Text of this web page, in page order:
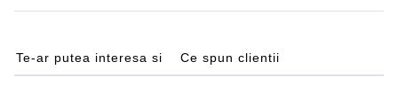
Te-ar putea interesa si Ce spun clientii